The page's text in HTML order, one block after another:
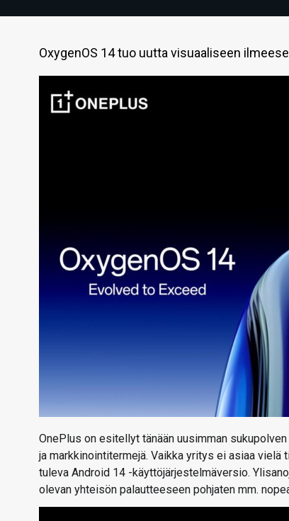
OxygenOS 14 tuo uutta visuaaliseen
OnePlus on esitellyt tänään uusimman
ja markkinointitermejä. Vaikka yritys ei asiaa
tuleva Android 14 -käyttöjärjestelmäversio.
olevan yhteisön palautteeseen pohjaten mm.